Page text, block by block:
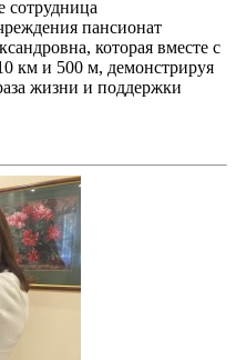
сотрудница
пансионат
которая вместе с
км и 500 м, демонстрируя
жизни и поддержки